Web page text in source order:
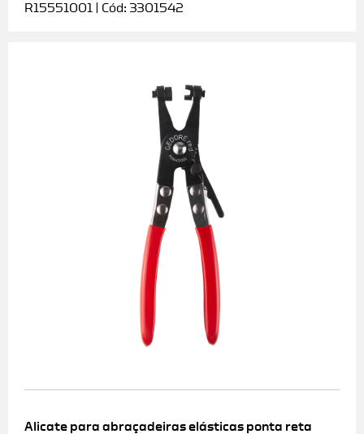
R15551001 | Cód: 3301542
Alicate para abraçadeiras elásticas ponta reta